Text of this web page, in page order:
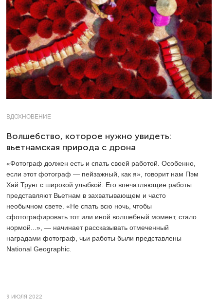
ВДОХНОВЕНИЕ
Волшебство, которое нужно увидеть:
вьетнамская природа с дрона
«Фотограф должен есть и спать своей работой. Особенно,
если этот фотограф — пейзажный, как я», говорит нам Пэм
Хай Трунг с широкой улыбкой. Его впечатляющие работы
представляют Вьетнам в захватывающем и часто
необычном свете. «Не спать всю ночь, чтобы
сфотографировать тот или иной волшебный момент, стало
нормой...», — начинает рассказывать отмеченный
наградами фотограф, чьи работы были представлены
National Geographic.
9 ИЮЛЯ 2022